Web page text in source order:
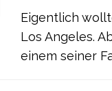
Eigentlich
Los Angeles.
einem seiner